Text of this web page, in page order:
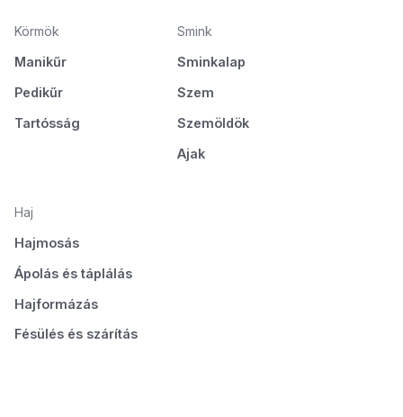
Körmök
Manikűr
Pedikűr
Tartósság
Smink
Sminkalap
Szem
Szemöldök
Ajak
Haj
Hajmosás
Ápolás és táplálás
Hajformázás
Fésülés és szárítás